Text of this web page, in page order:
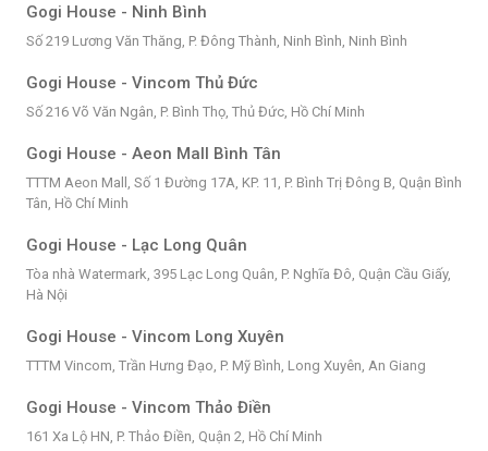
Gogi House - Ninh Bình
Số 219 Lương Văn Thăng, P. Đông Thành, Ninh Bình, Ninh Bình
Gogi House - Vincom Thủ Đức
Số 216 Võ Văn Ngân, P. Bình Thọ, Thủ Đức, Hồ Chí Minh
Gogi House - Aeon Mall Bình Tân
TTTM Aeon Mall, Số 1 Đường 17A, KP. 11, P. Bình Trị Đông B, Quận Bình
Tân, Hồ Chí Minh
Gogi House - Lạc Long Quân
Tòa nhà Watermark, 395 Lạc Long Quân, P. Nghĩa Đô, Quận Cầu Giấy,
Hà Nội
Gogi House - Vincom Long Xuyên
TTTM Vincom, Trần Hưng Đạo, P. Mỹ Bình, Long Xuyên, An Giang
Gogi House - Vincom Thảo Điền
161 Xa Lộ HN, P. Thảo Điền, Quận 2, Hồ Chí Minh